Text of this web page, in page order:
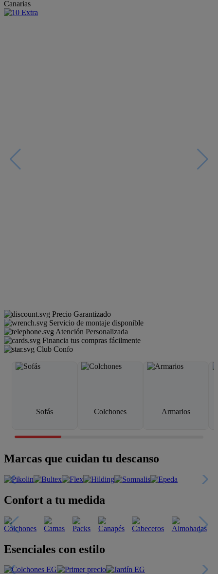
Canarias
Precio Garantizado
Servicio de montaje disponible
Atención Personalizada
Financia tus compras fácilmente
Club Confo
Sofás Colchones Armarios
Marcas que cuidan tu descanso
Confort a tu medida
Esenciales con estilo